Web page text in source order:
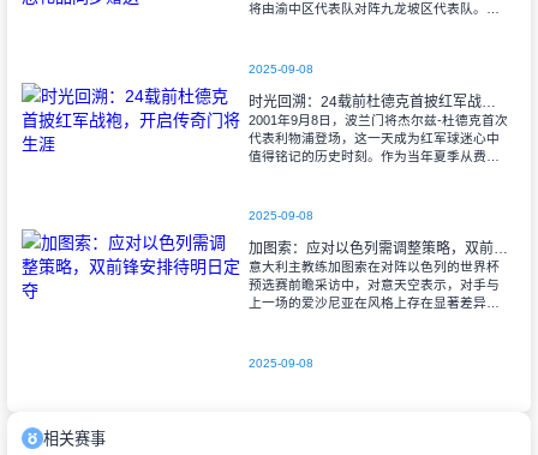
将由渝中区代表队对阵九龙坡区代表队。据
2025-09-08
时光回溯：24载前杜德克首披红军战袍，开启传奇门将生涯
2001年9月8日，波兰门将杰尔兹-杜德克首次
代表利物浦登场，这一天成为红军球迷心中
值得铭记的历史时刻。作为当年夏季从费耶
2025-09-08
加图索：应对以色列需调整策略，双前锋安排待明日定夺
意大利主教练加图索在对阵以色列的世界杯
预选赛前瞻采访中，对意天空表示，对手与
上一场的爱沙尼亚在风格上存在显著差异。
出色的
2025-09-08
相关赛事